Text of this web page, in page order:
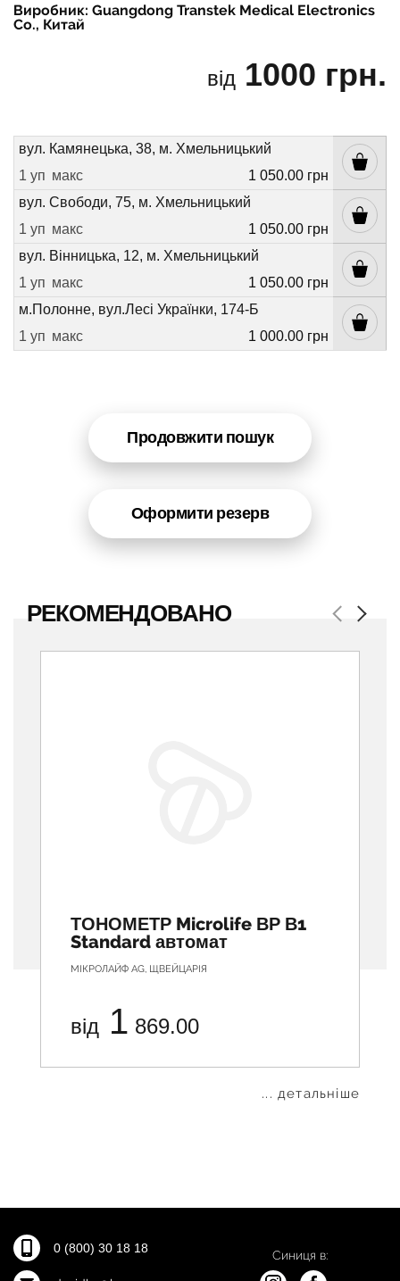
Виробник: Guangdong Transtek Medical Electronics
Co., Китай
від 1000 грн.
вул. Камянецька, 38, м. Хмельницький
1 уп макс
1 050.00 грн
вул. Свободи, 75, м. Хмельницький
1 уп макс
1 050.00 грн
вул. Вінницька, 12, м. Хмельницький
1 уп макс
1 050.00 грн
м.Полонне, вул.Лесі Українки, 174-Б
1 уп макс 1 000.00 грн
Продовжити пошук
Оформити резерв
РЕКОМЕНДОВАНО Previous
ТОНОМЕТР Microlife ВР В1
Standard автомат
МІКРОЛАЙФ АG, ЩВЕЙЦАРІЯ
від 1 869.00
... детальніше
Next
0 (800) 30 18 18 Синиця в: